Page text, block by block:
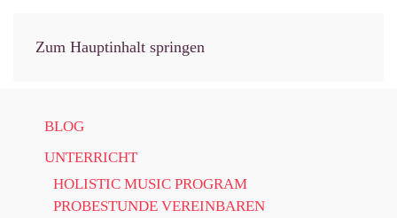
Zum Hauptinhalt springen
BLOG
UNTERRICHT
HOLISTIC MUSIC PROGRAM
PROBESTUNDE VEREINBAREN